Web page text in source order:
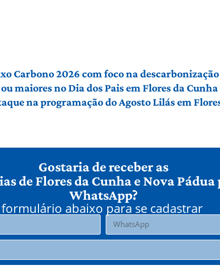
Carbono 2026 com foco na
maiores no Dia dos Pais em Flores da Cunha
na programação do Agosto Lilás em
Gostaria de receber as
de Flores da Cunha e Nova Pádua
WhatsApp?
abaixo para se cadastrar